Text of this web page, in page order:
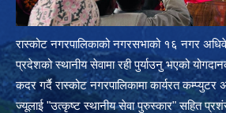
रास्कोट नगरपालिकाको नगरसभाको १६ नगर
प्रदेशको स्थानीय सेवामा रही पुर्याउनु भएको
कदर गर्दै रास्कोट नगरपालिकामा कार्यरत कम्प्युटर
ज्यूलाई "उत्कृष्ट स्थानीय सेवा पुरुस्कार" सहित